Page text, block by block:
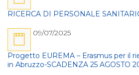
RICERCA DI PERSONALE
09/07/2025
Progetto EUREMA – Erasmus per il
in Abruzzo-SCADENZA 25 AGOSTO